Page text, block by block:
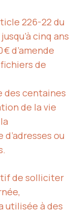
226-22 du
cinq ans
d’amende
de
des centaines
de la vie
ou
de solliciter
utilisée à des